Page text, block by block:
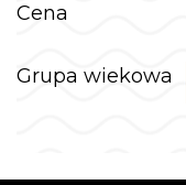
Cena
Grupa wiekowa